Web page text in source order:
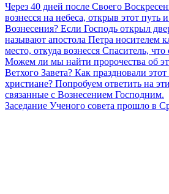
Через 40 дней после Своего
вознесся на небеса, открыв этот
Вознесения? Если Господь открыл
называют апостола Петра носителем
место, откуда вознесся Спаситель, что
Можем ли мы найти пророчества об
Ветхого Завета? Как праздновали
христиане? Попробуем ответить на
связанные с Вознесением Господним.
Заседание Ученого совета прошло в